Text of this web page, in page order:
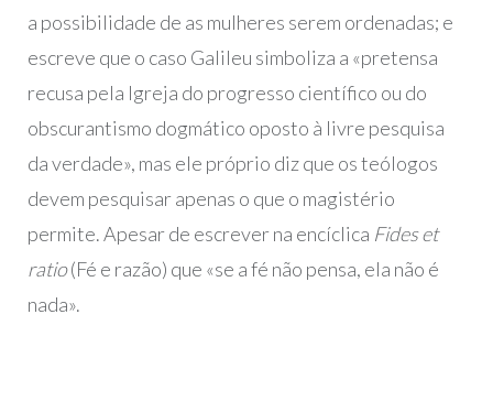
a possibilidade de as mulheres serem ordenadas; e
escreve que o caso Galileu simboliza a «pretensa
recusa pela Igreja do progresso científico ou do
obscurantismo dogmático oposto à livre pesquisa
da verdade», mas ele próprio diz que os teólogos
devem pesquisar apenas o que o magistério
permite. Apesar de escrever na encíclica Fides et
ratio(Fé e razão) que «se a fé não pensa, ela não é
nada».